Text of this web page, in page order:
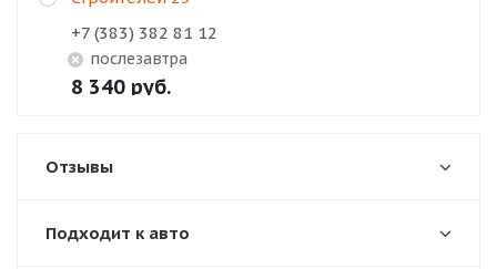
+7 (383) 382 81 12
Послезавтра
8 340 руб.
Отзывы
Подходит к авто